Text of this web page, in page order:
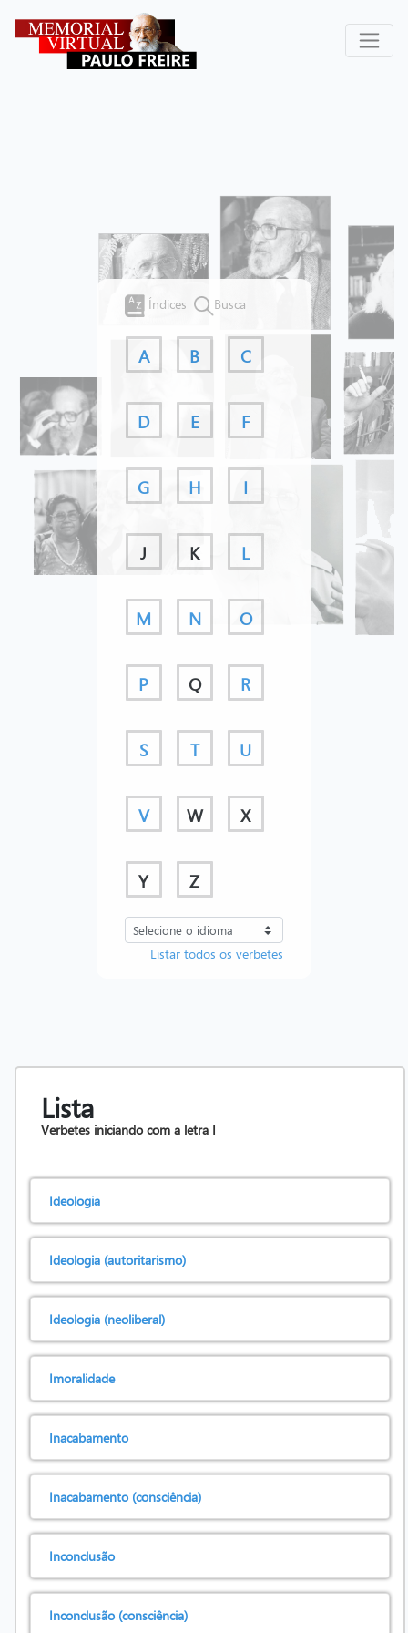
Índices Busca
A B C
D E F
G H I
J K L
M N O
P Q R
S T U
V W X
Y Z
Listar todos os verbetes
Lista
Verbetes iniciando com a letra I
Ideologia
Ideologia (autoritarismo)
Ideologia (neoliberal)
Imoralidade
Inacabamento
Inacabamento (consciência)
Inconclusão
Inconclusão (consciência)